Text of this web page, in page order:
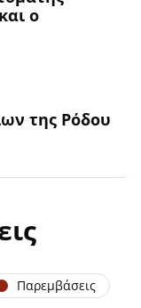
ο
της Ρόδου
Παρεμβάσεις